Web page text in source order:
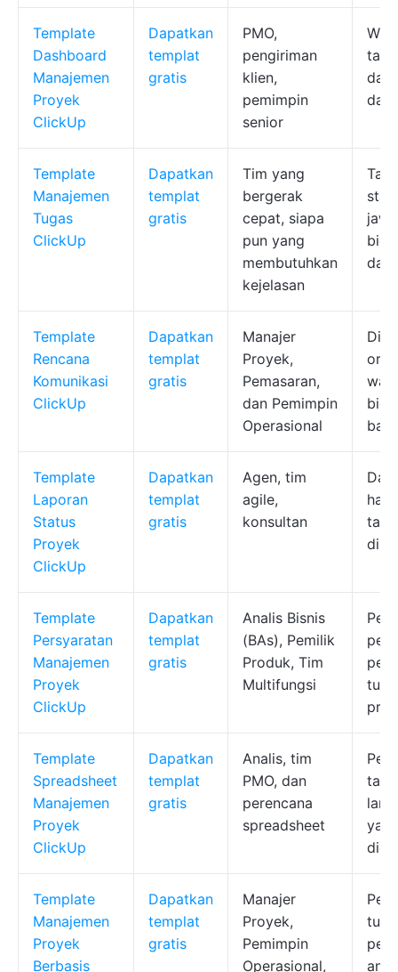
Template
Dashboard
Manajemen
Proyek
ClickUp
Dapatkan
templat
gratis
PMO,
pengiriman
klien,
pemimpin
senior
Template
Manajemen
Tugas
ClickUp
Dapatkan
templat
gratis
Tim yang
bergerak
cepat, siapa
pun yang
membutuhkan
kejelasan
dan
Template
Rencana
Komunikasi
ClickUp
Dapatkan
templat
gratis
Manajer
Proyek,
Pemasaran,
dan Pemimpin
Operasional
balik
Template
Laporan
Status
Proyek
ClickUp
Dapatkan
templat
gratis
Agen, tim
agile,
konsultan
Template
Persyaratan
Manajemen
Proyek
ClickUp
Dapatkan
templat
gratis
Analis Bisnis
(BAs), Pemilik
Produk, Tim
Multifungsi
Template
Spreadsheet
Manajemen
Proyek
ClickUp
Dapatkan
templat
gratis
Analis, tim
PMO, dan
perencana
spreadsheet
Template
Manajemen
Proyek
Berbasis
Dapatkan
templat
gratis
Manajer
Proyek,
Pemimpin
Operasional,